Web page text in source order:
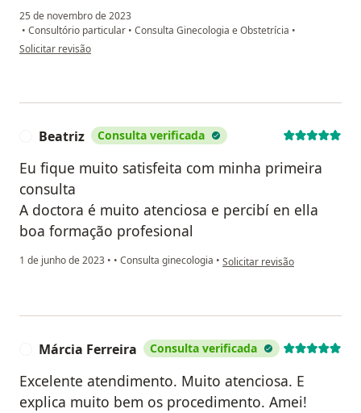
25 de novembro de 2023
• Consultório particular • Consulta Ginecologia e Obstetrícia •
na opinião do utilizador Geisiane Castro
Solicitar revisão
Beatriz Consulta verificada
Eu fique muito satisfeita com minha primeira
consulta
A doctora é muito atenciosa e percibí en ella
boa formação profesional
1 de junho de 2023 • • Consulta ginecologia • na opinião do utilizador Beatriz
Solicitar revisão
Márcia Ferreira Consulta verificada
Excelente atendimento. Muito atenciosa. E
explica muito bem os procedimento. Amei!